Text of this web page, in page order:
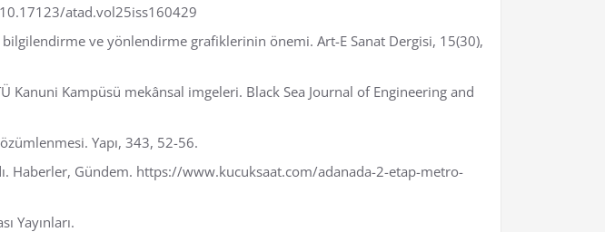
atad.vol25iss160429
bilgilendirme ve yönlendirme grafiklerinin önemi. Art-E Sanat Dergisi, 15(30),
Kanuni Kampüsü mekânsal imgeleri. Black Sea Journal of Engineering and
Yapı, 343, 52-56.
Haberler, Gündem. https://www.kucuksaat.com/adanada-2-etap-metro-
Yayınları.